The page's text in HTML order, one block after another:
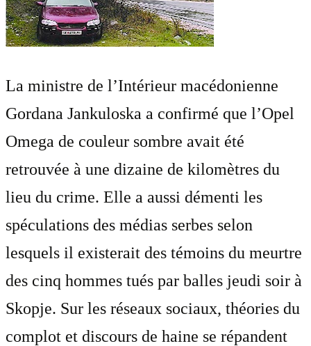
La ministre de l’Intérieur macédonienne
Gordana Jankuloska a confirmé que l’Opel
Omega de couleur sombre avait été
retrouvée à une dizaine de kilomètres du
lieu du crime. Elle a aussi démenti les
spéculations des médias serbes selon
lesquels il existerait des témoins du meurtre
des cinq hommes tués par balles jeudi soir à
Skopje. Sur les réseaux sociaux, théories du
complot et discours de haine se répandent